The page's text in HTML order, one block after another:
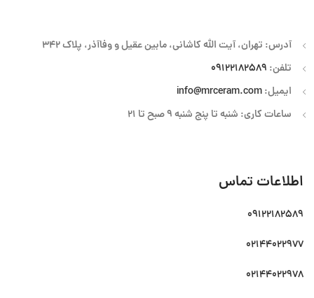
آدرس: تهران، آیت الله کاشانی، مابین عقیل و وفاآذر، پلاک 342
تلفن: 09122182589
ایمیل:info@mrceram.com
ساعات کاری: شنبه تا پنج شنبه 9 صبح تا 21
اطلاعات تماس
09122182589
02144022977
02144022978